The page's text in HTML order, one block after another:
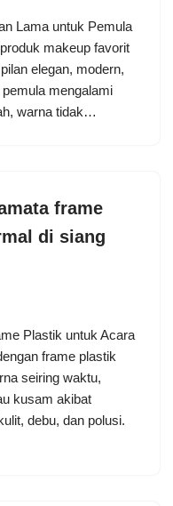
Lama untuk Pemula
makeup favorit
elegan, modern,
mengalami
warna tidak…
frame
di siang
Plastik untuk Acara
frame plastik
seiring waktu,
kusam akibat
debu, dan polusi.